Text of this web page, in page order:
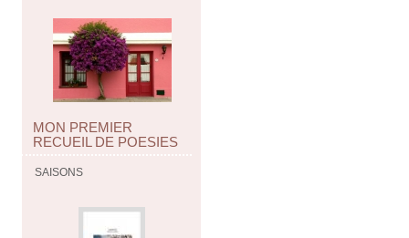
MON PREMIER
RECUEIL DE POESIES
SAISONS